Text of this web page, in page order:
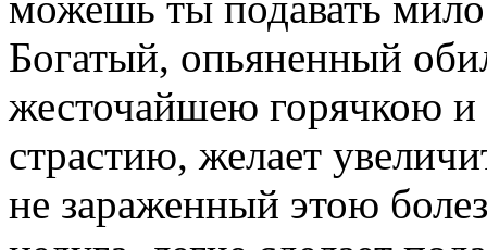
Богатый, опьяненный
жесточайшею горячкою
страстию, желает
не зараженный этою